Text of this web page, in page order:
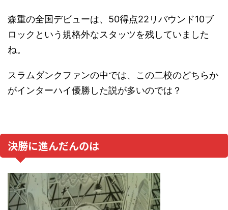
森重の全国デビューは、50得点22リバウンド10ブ
ロックという規格外なスタッツを残していました
ね。
スラムダンクファンの中では、この二校のどちらか
がインターハイ優勝した説が多いのでは？
決勝に進んだんのは